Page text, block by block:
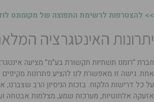
>> להצטרפות לרשימת התפוצה של מקומונט
יתרונות האינטגרציה
חברת “רומנו תשתיות תקשורת בע”מ” מציעה
אחת. גישה זו מאפשרת לנו להציע פתרונות
על כל דרישות הלקוח. בזכות הניסיון הרב
אזעקה אלחוטיות, מערכות שמע, מצלמות אבטחה